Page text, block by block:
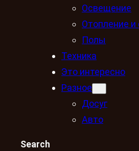
Освещение
Отопление и
Полы
Техника
Это интересно
Разное
Досуг
Авто
Search